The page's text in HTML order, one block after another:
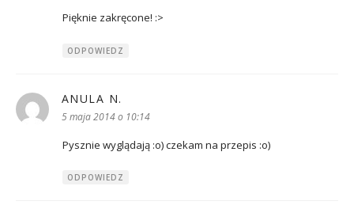
Pięknie zakręcone! :>
ODPOWIEDZ
ANULA N.
5 maja 2014 o 10:14
Pysznie wyglądają :o) czekam na przepis :o)
ODPOWIEDZ